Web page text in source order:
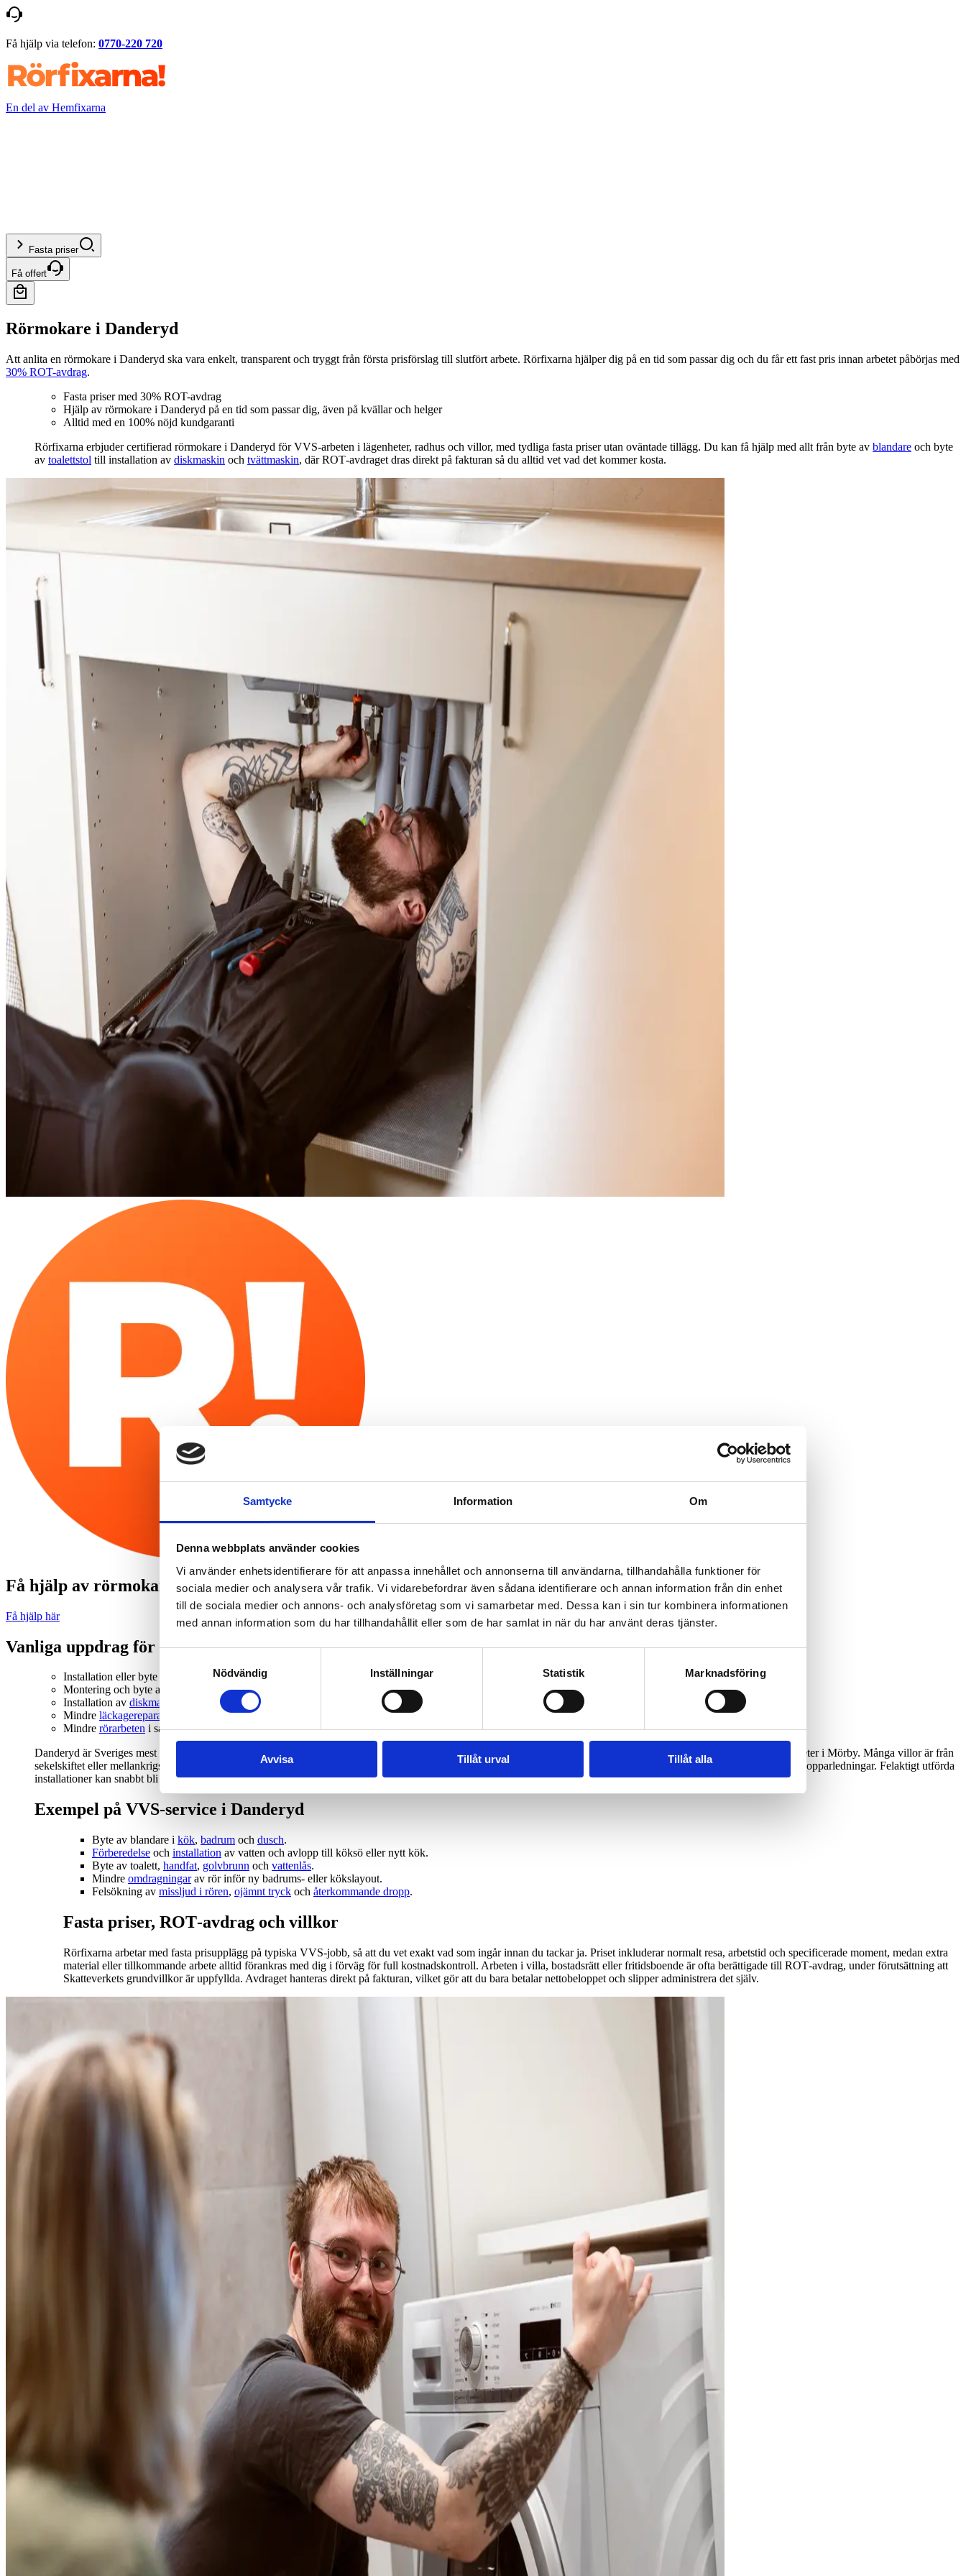
Samtycke Information Om
Denna webbplats använder cookies
Vi använder enhetsidentifierare för att anpassa innehållet och annonserna till användarna, tillhandahålla funktioner för
sociala medier och analysera vår trafik. Vi vidarebefordrar även sådana identifierare och annan information från din enhet
till de sociala medier och annons- och analysföretag som vi samarbetar med. Dessa kan i sin tur kombinera informationen
med annan information som du har tillhandahållit eller som de har samlat in när du har använt deras tjänster.
Nödvändig
Inställningar Statistik Marknadsföring
Avvisa Tillåt urval Tillåt alla
Få hjälp via telefon: 0770-220 720
En del av Hemfixarna
Fasta priser
Få offert
Rörmokare i Danderyd
Att anlita en rörmokare i Danderyd ska vara enkelt, transparent och tryggt från första prisförslag till slutfört arbete. Rörfixarna hjälper dig på en tid som passar dig och du får ett fast pris innan arbetet påbörjas med
30% ROT-avdrag.
Fasta priser med 30% ROT-avdrag
Hjälp av rörmokare i Danderyd på en tid som passar dig, även på kvällar och helger
Alltid med en 100% nöjd kundgaranti
Rörfixarna erbjuder certifierad rörmokare i Danderyd för VVS‑arbeten i lägenheter, radhus och villor, med tydliga fasta priser utan oväntade tillägg. Du kan få hjälp med allt från byte av blandare och byte
av toalettstol till installation av diskmaskin och tvättmaskin, där ROT‑avdraget dras direkt på fakturan så du alltid vet vad det kommer kosta.
Få hjälp av rörmokare i Danderyd till fast pris med ROT-avdrag. Ring 0770 220 720 eller boka online
Få hjälp här
Vanliga uppdrag för rörmokare i Danderyd
Installation eller byte av tvättställs‑ och
Montering och byte av toalettstol,
tvättställ,
Installation av diskmaskin tvättmaskin och annan vattenansluten utrustning
Mindre läckagereparationer droppande kranar problem med vattentryck.
Mindre rörarbeten i samband med renovering av badrum eller kök.
Danderyd är Sveriges mest köpstarka kommun och fastighetsbeståndet domineras av stora villor i Djursholm, Stocksund och Enebyberg samt välbyggda flerfamiljsfastigheter i Mörby. Många villor är från
sekelskiftet eller mellankrigstiden, vilket innebär att rörsystemen ofta är komplexa och kräver erfarna rörmokare för byten av blandare, toaletter, gjutjärnsavlopp och äldre kopparledningar. Felaktigt utförda
installationer kan snabbt bli kostsamma i de värdefulla fastigheterna. De rörmokare som anlitas via Rörfixarna är certifierade och arbetar enligt Säker Vatten.
Exempel på VVS‑service i Danderyd
Byte av blandare i kök, badrum och dusch.
Förberedelse och installation av vatten och avlopp till köksö eller nytt kök.
Byte av toalett, handfat, golvbrunn och vattenlås.
Mindre omdragningarav rör inför ny badrums‑ eller kökslayout.
Felsökning av missljud i rören, ojämnt tryck och återkommande dropp.
Fasta priser, ROT‑avdrag och villkor
Rörfixarna arbetar med fasta prisupplägg på typiska VVS‑jobb, så att du vet exakt vad som ingår innan du tackar ja. Priset inkluderar normalt resa, arbetstid och specificerade moment, medan extra
material eller tillkommande arbete alltid förankras med dig i förväg för full kostnadskontroll. Arbeten i villa, bostadsrätt eller fritidsboende är ofta berättigade till ROT‑avdrag, under förutsättning att
Skatteverkets grundvillkor är uppfyllda. Avdraget hanteras direkt på fakturan, vilket gör att du bara betalar nettobeloppet och slipper administrera det själv.